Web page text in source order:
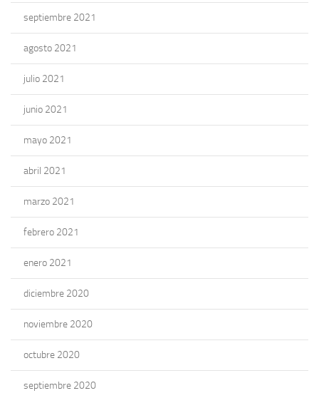
septiembre 2021
agosto 2021
julio 2021
junio 2021
mayo 2021
abril 2021
marzo 2021
febrero 2021
enero 2021
diciembre 2020
noviembre 2020
octubre 2020
septiembre 2020